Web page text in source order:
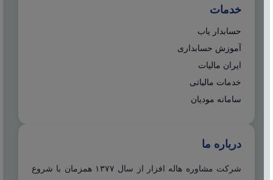
خدمات
حسابدار یاب
آموزش حسابداری
ایران مالیات
خدمات مالیاتی
سامانه مودیان
درباره ما
شرکت مشاوره هاله افزار از سال ۱۳۷۷ همزمان با شروع